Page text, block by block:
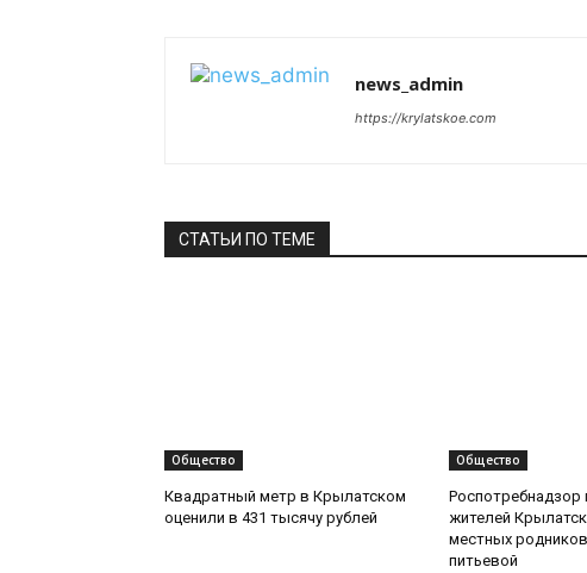
news_admin
https://krylatskoe.com
СТАТЬИ ПО ТЕМЕ
Общество
Квадратный метр в Крылатском
оценили в 431 тысячу рублей
Общество
Роспотребнадзор
жителей
местных
питьевой